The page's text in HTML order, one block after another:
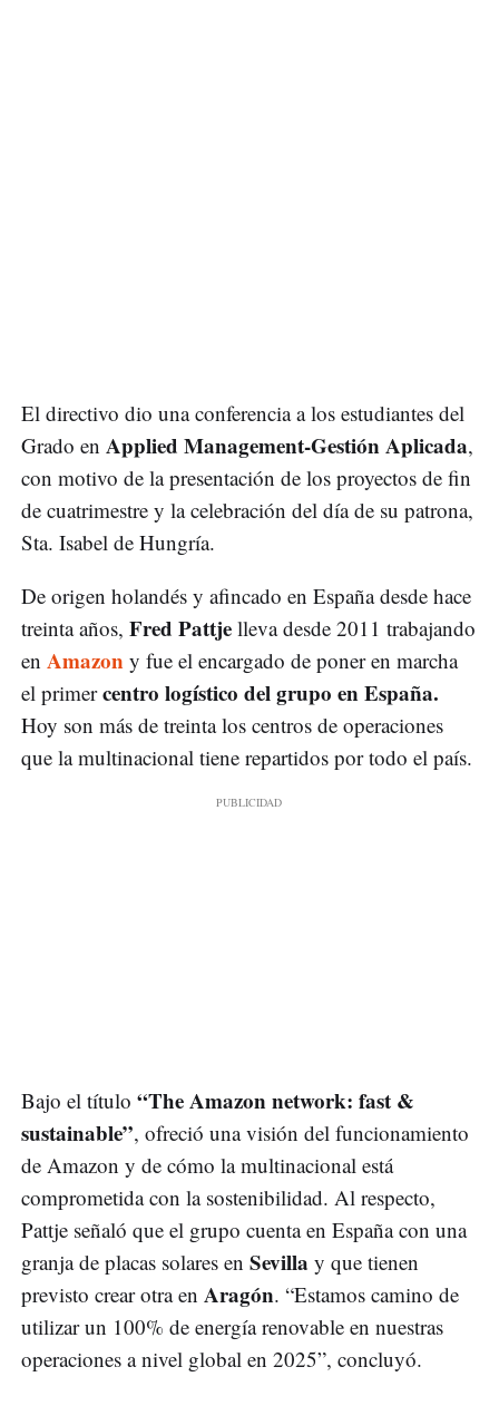
El directivo dio una conferencia a los estudiantes del
Grado en Applied Management-Gestión Aplicada,
con motivo de la presentación de los proyectos de fin
de cuatrimestre y la celebración del día de su patrona,
Sta. Isabel de Hungría.
De origen holandés y afincado en España desde hace
treinta años, Fred Pattje lleva desde 2011 trabajando
en Amazon y fue el encargado de poner en marcha
el primercentro logístico del grupo en España.
Hoy son más de treinta los centros de operaciones
que la multinacional tiene repartidos por todo el país.
Bajo el título “The Amazon network: fast &
sustainable”, ofreció una visión del funcionamiento
de Amazon y de cómo la multinacional está
comprometida con la sostenibilidad. Al respecto,
Pattje señaló que el grupo cuenta en España con una
granja de placas solares en Sevilla y que tienen
previsto crear otra en Aragón. “Estamos camino de
utilizar un 100% de energía renovable en nuestras
operaciones a nivel global en 2025”, concluyó.